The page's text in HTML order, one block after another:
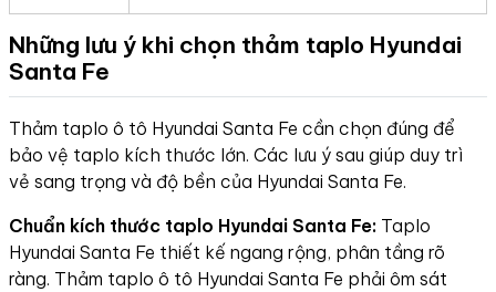
Những lưu ý khi chọn thảm taplo Hyundai
Santa Fe
Thảm taplo ô tô Hyundai Santa Fe cần chọn đúng để
bảo vệ taplo kích thước lớn. Các lưu ý sau giúp duy trì
vẻ sang trọng và độ bền của Hyundai Santa Fe.
Chuẩn kích thước taplo Hyundai Santa Fe: Taplo
Hyundai Santa Fe thiết kế ngang rộng, phân tầng rõ
ràng. Thảm taplo ô tô Hyundai Santa Fe phải ôm sát